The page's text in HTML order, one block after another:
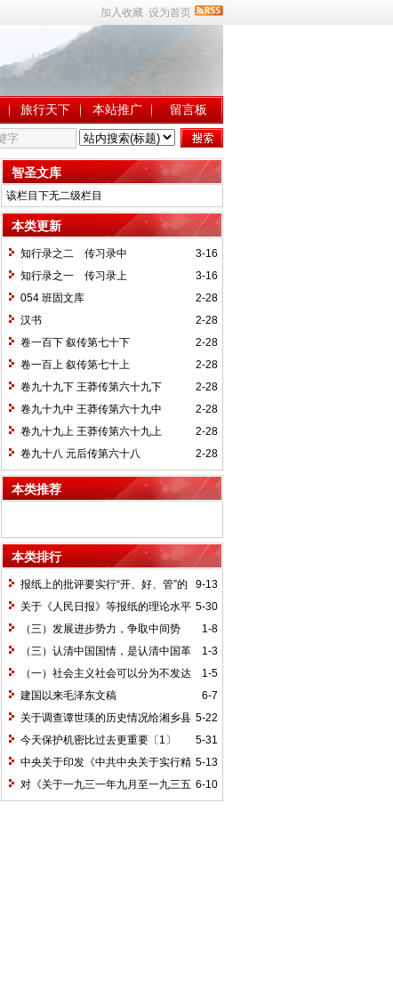
加入收藏 设为首页
旅行天下 本站推广 留言板
智圣文库
该栏目下无二级栏目
本类更新
3-16
知行录之二 传习录中
3-16
知行录之一 传习录上
2-28
054 班固文库
2-28
汉书
2-28
卷一百下 叙传第七十下
2-28
卷一百上 叙传第七十上
2-28
卷九十九下 王莽传第六十九下
2-28
卷九十九中 王莽传第六十九中
2-28
卷九十九上 王莽传第六十九上
2-28
卷九十八 元后传第六十八
本类推荐
本类排行
9-13
报纸上的批评要实行“开、好、管”的
方针*
5-30
关于《人民日报》等报纸的理论水平
的批语〔1〕
1-8
（三）发展进步势力，争取中间势
力，孤立顽固势力
1-3
（三）认清中国国情，是认清中国革
命一切问题的基本依据
1-5
（一）社会主义社会可以分为不发达
和比较发达两个阶段
6-7
建国以来毛泽东文稿
5-22
关于调查谭世瑛的历史情况给湘乡县
委的信和给谭世瑛的复信
5-31
今天保护机密比过去更重要〔1〕
5-13
中央关于印发《中共中央关于实行精
兵简政、增产节约、反对贪污、反对浪费
和反对官僚主义的决定》的通知和毛泽东
6-10
对《关于一九三一年九月至一九三五